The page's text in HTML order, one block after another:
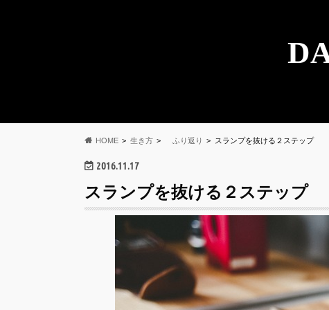
HOME 生き方 ふり返り スランプを抜ける２ステップ
2016.11.17
スランプを抜ける２ステップ